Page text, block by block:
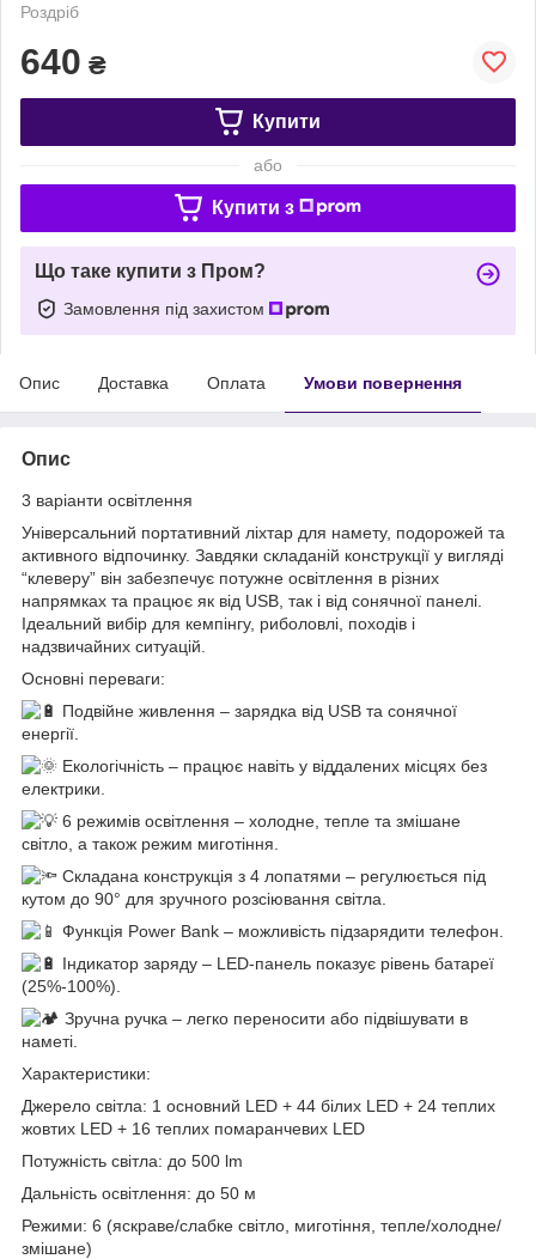
Роздріб
640 ₴
Купити
або
Купити з
Що таке купити з Пром?
Замовлення під захистом
Опис Доставка Оплата Умови повернення
Опис
3 варіанти освітлення
Універсальний портативний ліхтар для намету, подорожей та
активного відпочинку. Завдяки складаній конструкції у вигляді
“клеверу” він забезпечує потужне освітлення в різних
напрямках та працює як від USB, так і від сонячної панелі.
Ідеальний вибір для кемпінгу, риболовлі, походів і
надзвичайних ситуацій.
Основні переваги:
Подвійне живлення – зарядка від USB та сонячної
енергії.
Екологічність – працює навіть у віддалених місцях без
електрики.
6 режимів освітлення – холодне, тепле та змішане
світло, а також режим миготіння.
Складана конструкція з 4 лопатями – регулюється під
кутом до 90° для зручного розсіювання світла.
Функція Power Bank – можливість підзарядити телефон.
Індикатор заряду – LED-панель показує рівень батареї
(25%-100%).
Зручна ручка – легко переносити або підвішувати в
наметі.
Характеристики:
Джерело світла: 1 основний LED + 44 білих LED + 24 теплих
жовтих LED + 16 теплих помаранчевих LED
Потужність світла: до 500 lm
Дальність освітлення: до 50 м
Режими: 6 (яскраве/слабке світло, миготіння, тепле/холодне/
змішане)